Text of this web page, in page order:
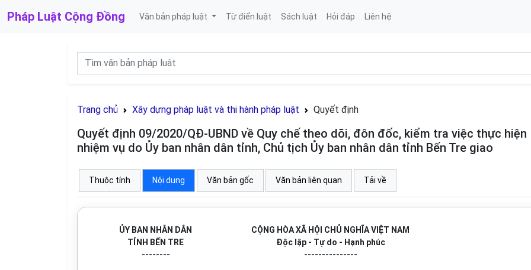
Pháp Luật Cộng Đồng Văn bản pháp luật Từ điển luật Sách luật Hỏi đáp Liên hệ
Trang chủ Xây dựng pháp luật và thi hành pháp luật Quyết định
Quyết định 09/2020/QĐ-UBND về Quy chế theo dõi, đôn đốc, kiểm tra việc thực hiện
nhiệm vụ do Ủy ban nhân dân tỉnh, Chủ tịch Ủy ban nhân dân tỉnh Bến Tre giao
Thuộc tính Nội dung Văn bản gốc Văn bản liên quan Tải về
ỦY BAN NHÂN DÂN
TỈNH BẾN TRE
--------
CỘNG HÒA XÃ HỘI CHỦ NGHĨA VIỆT NAM
Độc lập - Tự do - Hạnh phúc
---------------